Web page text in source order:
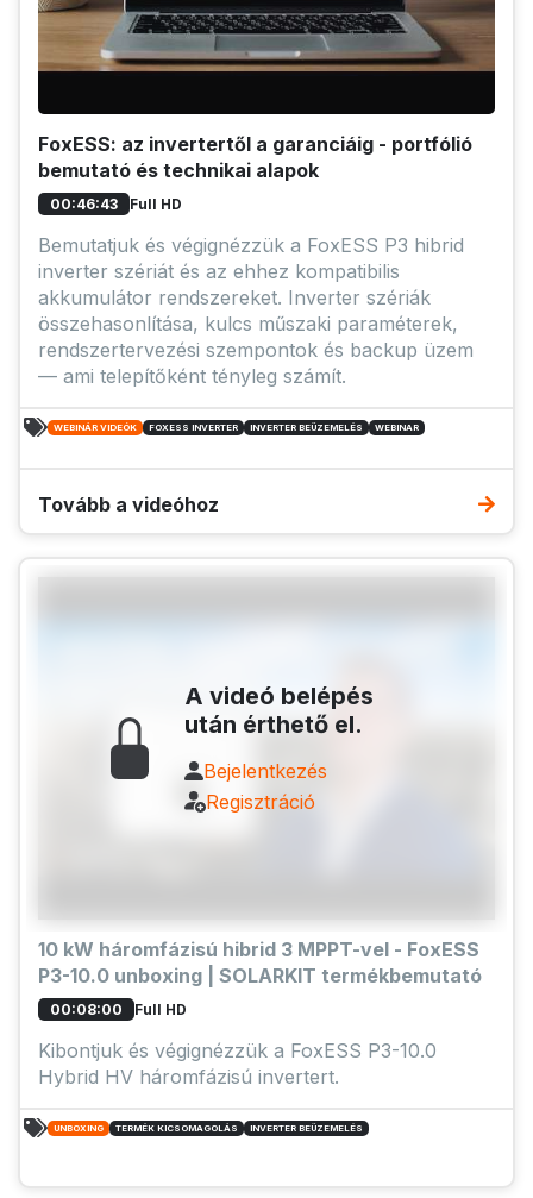
FoxESS: az invertertől a garanciáig - portfólió
bemutató és technikai alapok
00:46:43 Full HD
Bemutatjuk és végignézzük a FoxESS P3 hibrid
inverter szériát és az ehhez kompatibilis
akkumulátor rendszereket. Inverter szériák
összehasonlítása, kulcs műszaki paraméterek,
rendszertervezési szempontok és backup üzem
— ami telepítőként tényleg számít.
WEBINÁR VIDEÓK FOXESS INVERTER INVERTER BEÜZEMELÉS WEBINAR
Tovább a videóhoz
A videó belépés
után érthető el.
Bejelentkezés
Regisztráció
10 kW háromfázisú hibrid 3 MPPT-vel - FoxESS
P3-10.0 unboxing | SOLARKIT termékbemutató
00:08:00 Full HD
Kibontjuk és végignézzük a FoxESS P3-10.0
Hybrid HV háromfázisú invertert.
UNBOXING TERMÉK KICSOMAGOLÁS INVERTER BEÜZEMELÉS